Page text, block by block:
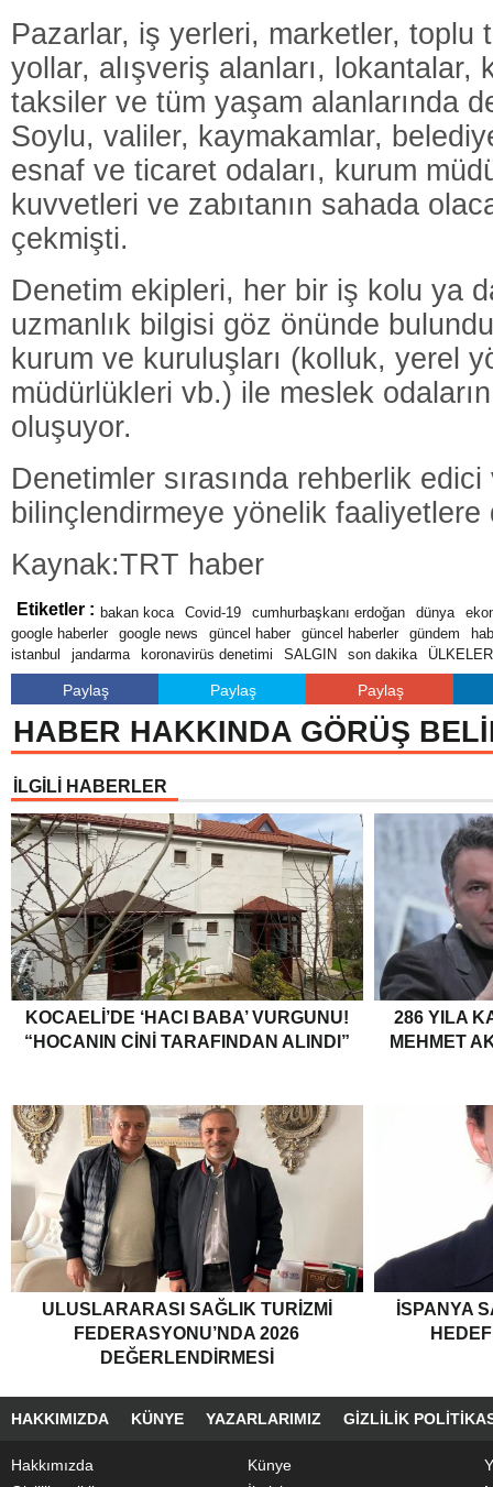
Pazarlar, iş yerleri, marketler, toplu
yollar, alışveriş alanları, lokantalar,
taksiler ve tüm yaşam alanlarında
Soylu, valiler, kaymakamlar,
esnaf ve ticaret odaları, kurum
kuvvetleri ve zabıtanın sahada
çekmişti.
Denetim ekipleri, her bir iş kolu ya
uzmanlık bilgisi göz önünde
kurum ve kuruluşları (kolluk, yerel
müdürlükleri vb.) ile meslek
oluşuyor.
Denetimler sırasında rehberlik edici
bilinçlendirmeye yönelik faaliyetlere
Kaynak:TRT haber
Etiketler : bakan koca Covid-19 cumhurbaşkanı erdoğan dünya
google haberler
google news güncel haber güncel haberler gündem
istanbul
jandarma koronavirüs denetimi SALGIN son dakika ÜLKELER
Paylaş Paylaş Paylaş
HABER HAKKINDA GÖRÜŞ
İLGİLİ HABERLER
KOCAELI’DE ‘HACI BABA’ VURGUNU!
“HOCANIN CINI TARAFINDAN ALINDI”
286 YILA
MEHMET
ULUSLARARASI SAĞLIK TURIZMI
FEDERASYONU’NDA 2026
DEĞERLENDIRMESI
İSPANYA
HAKKIMIZDA KÜNYE YAZARLARIMIZ GIZLILIK
Hakkımızda Künye